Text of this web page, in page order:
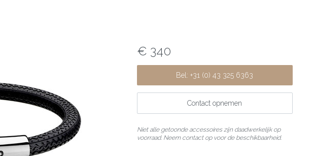
€ 340
Bel: +31 (0) 43 325 6363
Contact opnemen
Niet alle getoonde accessoires zijn daadwerkelijk op
voorraad. Neem contact op voor de beschikbaarheid.